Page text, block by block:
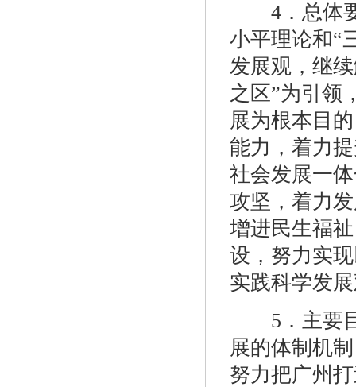
4．总体要
小平理论和“
发展观，继
之区”为引领
展为根本目
能力，着力
社会发展一
攻坚，着力
增进民生福
设，努力实
实践科学发
5．主要目
展的体制机
努力把广州